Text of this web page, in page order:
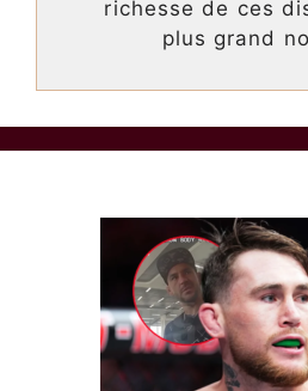
richesse de ces
plus grand